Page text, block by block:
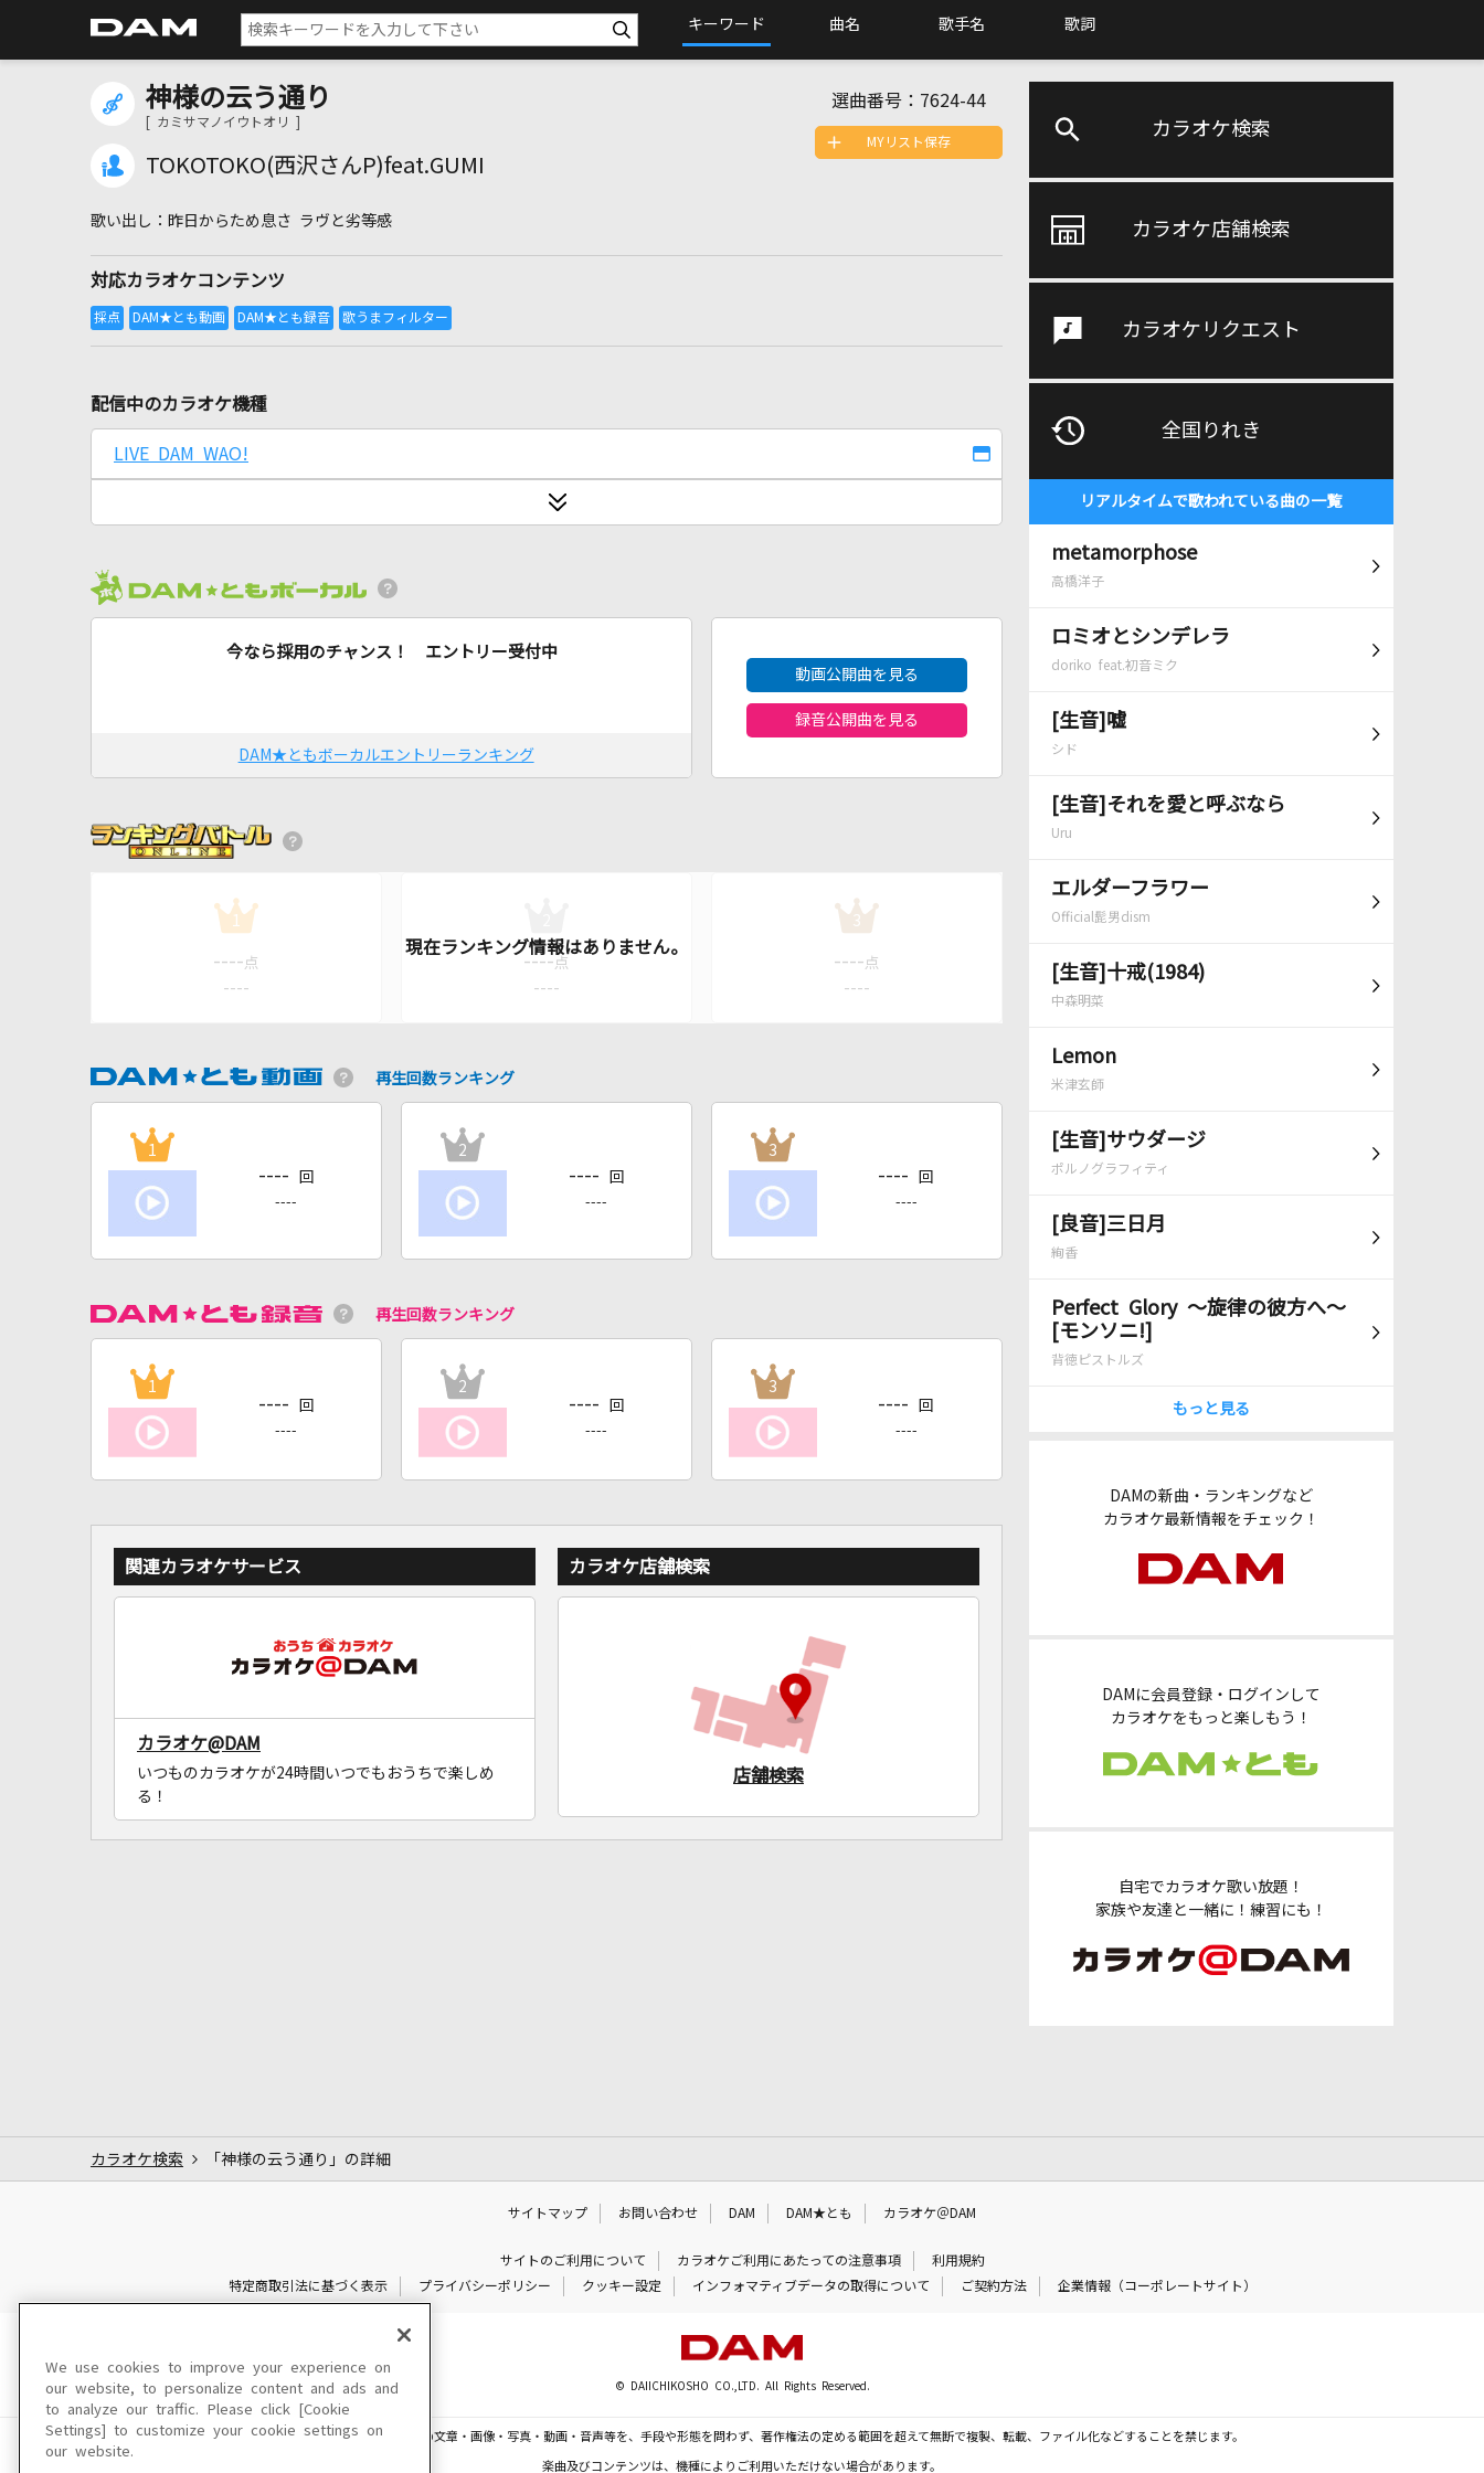
キーワード 曲名 歌手名 歌詞
カラオケ検索
カラオケ店舗検索
カラオケリクエスト
全国りれき
リアルタイムで歌われている曲の一覧
metamorphose
高橋洋子
ロミオとシンデレラ
doriko feat.初音ミク
[生音]嘘
シド
[生音]それを愛と呼ぶなら
Uru
エルダーフラワー
Official髭男dism
[生音]十戒(1984)
中森明菜
Lemon
米津玄師
[生音]サウダージ
ポルノグラフィティ
[良音]三日月
絢香
Perfect Glory ～旋律の彼方へ～
[モンソニ!]
背徳ピストルズ
もっと見る
DAMの新曲・ランキングなど
カラオケ最新情報をチェック！
DAMに会員登録・ログインして
カラオケをもっと楽しもう！
自宅でカラオケ歌い放題！
家族や友達と一緒に！練習にも！
神様の云う通り
[ カミサマノイウトオリ ]
TOKOTOKO(西沢さんP)feat.GUMI
選曲番号： 7624-44
昨日からため息さ ラヴと劣等感
対応カラオケコンテンツ
MYリスト保存
配信中のカラオケ機種
LIVE DAM WAO!
今なら採用のチャンス！ エントリー受付中
DAM★ともボーカルエントリーランキング
動画公開曲を見る
録音公開曲を見る
1
---- 点
----
---- 点
----
3
---- 点
----
再生回数ランキング
1
---- 回
----
2
---- 回
----
3
---- 回
----
再生回数ランキング
1
---- 回
----
2
---- 回
----
3
---- 回
----
関連カラオケサービス
カラオケ@DAM
いつものカラオケが24時間いつでもおうちで楽しめ
る！
カラオケ店舗検索
店舗検索
カラオケ検索 「神様の云う通り」の詳細
サイトマップ お問い合わせ DAM DAM★とも カラオケ＠DAM
サイトのご利用について カラオケご利用にあたっての注意事項
利用規約
特定商取引法に基づく表示
プライバシーポリシー クッキー設定 インフォマティブデータの取得について ご契約方法 企業情報（コーポレートサイト）
© DAIICHIKOSHO CO.,LTD. All Rights Reserved.
このサイトに掲載されている一切の文章・画像・写真・動画・音声等を、手段や形態を問わず、著作権法の定める範囲を超えて無断で複製、転載、ファイル化などすることを禁じます。
楽曲及びコンテンツは、機種によりご利用いただけない場合があります。
We use cookies to improve your experience on
our website, to personalize content and ads and
to analyze our traffic. Please click [Cookie
Settings] to customize your cookie settings on
our website.